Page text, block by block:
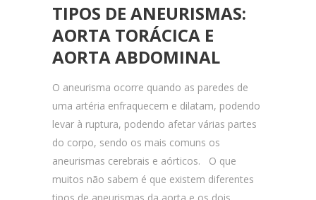
TIPOS DE ANEURISMAS:
AORTA TORÁCICA E
AORTA ABDOMINAL
O aneurisma ocorre quando as paredes de
uma artéria enfraquecem e dilatam, podendo
levar à ruptura, podendo afetar várias partes
do corpo, sendo os mais comuns os
aneurismas cerebrais e aórticos. O que
muitos não sabem é que existem diferentes